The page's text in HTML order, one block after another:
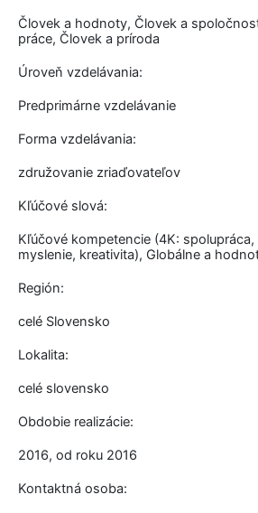
Človek a hodnoty, Človek a
práce, Človek a príroda
Úroveň vzdelávania:
Predprimárne vzdelávanie
Forma vzdelávania:
združovanie zriaďovateľov
Kľúčové slová:
Kľúčové kompetencie (4K:
myslenie, kreativita), Globálne a
Región:
celé Slovensko
Lokalita:
celé slovensko
Obdobie realizácie:
2016, od roku 2016
Kontaktná osoba: